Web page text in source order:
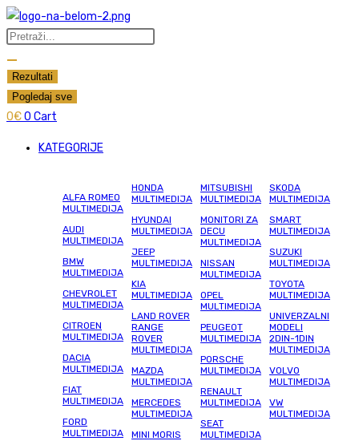
Skip
to
Search
Rezultati
Pogledaj sve
0€0 Cart
KATEGORIJE
ALFA ROMEO
MULTIMEDIJA
AUDI
MULTIMEDIJA
BMW
MULTIMEDIJA
CHEVROLET
MULTIMEDIJA
CITROEN
MULTIMEDIJA
DACIA
MULTIMEDIJA
FIAT
MULTIMEDIJA
FORD
MULTIMEDIJA
HONDA
MULTIMEDIJA
HYUNDAI
MULTIMEDIJA
JEEP
MULTIMEDIJA
KIA
MULTIMEDIJA
LAND ROVER
RANGE
ROVER
MULTIMEDIJA
MAZDA
MULTIMEDIJA
MERCEDES
MULTIMEDIJA
MINI MORIS
MITSUBISHI
MULTIMEDIJA
MONITORI ZA
DECU
MULTIMEDIJA
NISSAN
MULTIMEDIJA
OPEL
MULTIMEDIJA
PEUGEOT
MULTIMEDIJA
PORSCHE
MULTIMEDIJA
RENAULT
MULTIMEDIJA
SEAT
MULTIMEDIJA
SKODA
MULTIMEDIJA
SMART
MULTIMEDIJA
SUZUKI
MULTIMEDIJA
TOYOTA
MULTIMEDIJA
UNIVERZALNI
MODELI
2DIN-1DIN
MULTIMEDIJA
VOLVO
MULTIMEDIJA
VW
MULTIMEDIJA